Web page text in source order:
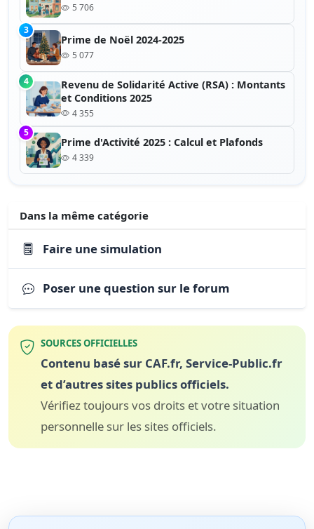
5 706
3
Prime de Noël 2024-2025
5 077
4
Revenu de Solidarité Active (RSA) : Montants
et Conditions 2025
4 355
5
Prime d'Activité 2025 : Calcul et Plafonds
4 339
Dans la même catégorie
Faire une simulation
Poser une question sur le forum
SOURCES OFFICIELLES
Contenu basé sur CAF.fr, Service-Public.fr
et d’autres sites publics officiels.
Vérifiez toujours vos droits et votre situation
personnelle sur les sites officiels.